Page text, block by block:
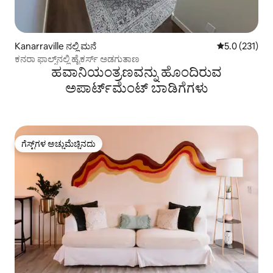
Kanarraville ನಲ್ಲಿ ಮನೆ 5 ರಲ್ಲಿ 5.0
5.0 (231)
ಕನರಾ ಫಾಲ್ಸ್‌ನಲ್ಲಿ ಹೈಕರ್ಸ್ ಅಡಗುತಾಣ
ಹವಾನಿಯಂತ್ರಣವನ್ನು ಹೊಂದಿರುವ
ಅಪಾರ್ಟ್‌ಮೆಂಟ್‌ ಬಾಡಿಗೆಗಳು
ಗೆಸ್ಟ್‌ಗಳ ಅಚ್ಚುಮೆಚ್ಚಿನದು
ಗೆಸ್ಟ್‌ಗಳ ಅಚ್ಚುಮೆಚ್ಚಿನದು